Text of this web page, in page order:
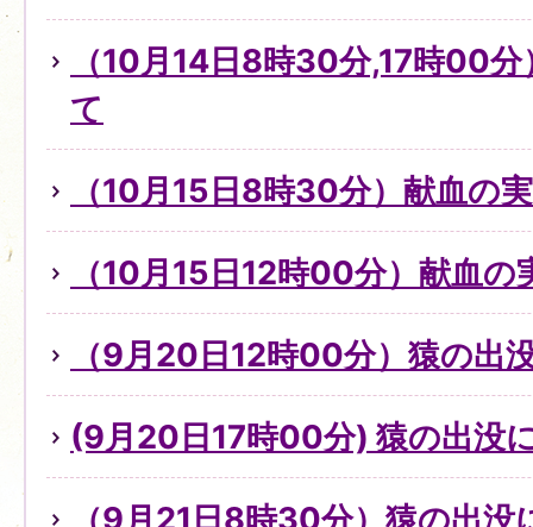
（10月14日8時30分,17時00
て
（10月15日8時30分）献血の
（10月15日12時00分）献血の
（9月20日12時00分）猿の出
(9月20日17時00分) 猿の出没